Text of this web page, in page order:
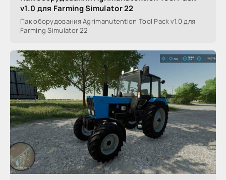
v1.0 для Farming Simulator 22
Пак оборудования Agrimanutention Tool Pack v1.0 для
Farming Simulator 22